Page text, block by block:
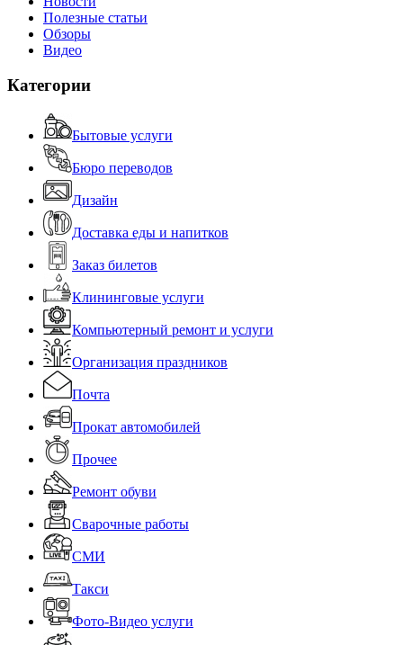
Полезные статьи
Обзоры
Видео
Категории
Бытовые услуги
Бюро переводов
Дизайн
Доставка еды и напитков
Заказ билетов
Клининговые услуги
Компьютерный ремонт и услуги
Организация праздников
Почта
Прокат автомобилей
Прочее
Ремонт обуви
Сварочные работы
СМИ
Такси
Фото-Видео услуги